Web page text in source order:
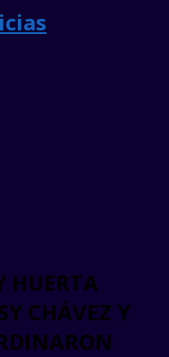
HUERTA
CHÁVEZ Y